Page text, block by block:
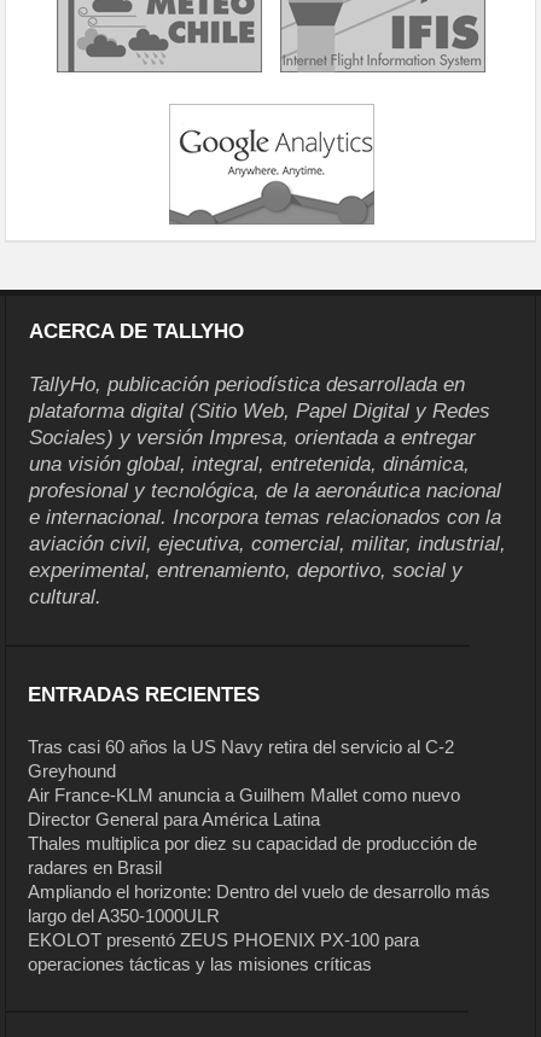
ACERCA DE TALLYHO
TallyHo, publicación periodística desarrollada en
plataforma digital (Sitio Web, Papel Digital y Redes
Sociales) y versión Impresa, orientada a entregar
una visión global, integral, entretenida, dinámica,
profesional y tecnológica, de la aeronáutica nacional
e internacional. Incorpora temas relacionados con la
aviación civil, ejecutiva, comercial, militar, industrial,
experimental, entrenamiento, deportivo, social y
cultural.
ENTRADAS RECIENTES
Tras casi 60 años la US Navy retira del servicio al C-2
Greyhound
Air France-KLM anuncia a Guilhem Mallet como nuevo
Director General para América Latina
Thales multiplica por diez su capacidad de producción de
radares en Brasil
Ampliando el horizonte: Dentro del vuelo de desarrollo más
largo del A350-1000ULR
EKOLOT presentó ZEUS PHOENIX PX-100 para
operaciones tácticas y las misiones críticas